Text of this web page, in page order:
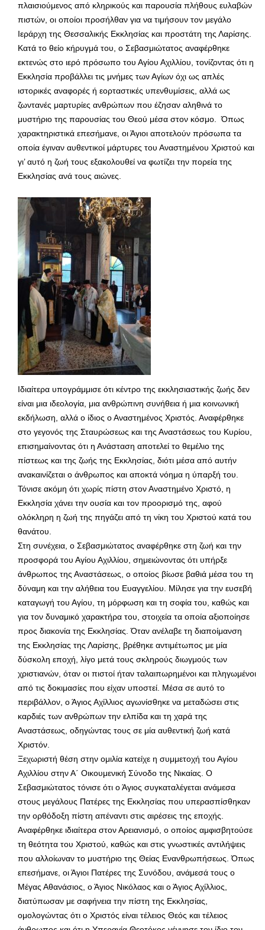
πλαισιούμενος από κληρικούς και παρουσία πλήθους ευλαβών
πιστών, οι οποίοι προσήλθαν για να τιμήσουν τον μεγάλο
Ιεράρχη της Θεσσαλικής Εκκλησίας και προστάτη της Λαρίσης.
Κατά το θείο κήρυγμά του, ο Σεβασμιώτατος αναφέρθηκε
εκτενώς στο ιερό πρόσωπο του Αγίου Αχιλλίου, τονίζοντας ότι η
Εκκλησία προβάλλει τις μνήμες των Αγίων όχι ως απλές
ιστορικές αναφορές ή εορταστικές υπενθυμίσεις, αλλά ως
ζωντανές μαρτυρίες ανθρώπων που έζησαν αληθινά το
μυστήριο της παρουσίας του Θεού μέσα στον κόσμο. Όπως
χαρακτηριστικά επεσήμανε, οι Άγιοι αποτελούν πρόσωπα τα
οποία έγιναν αυθεντικοί μάρτυρες του Αναστημένου Χριστού και
γι’ αυτό η ζωή τους εξακολουθεί να φωτίζει την πορεία της
Εκκλησίας ανά τους αιώνες.
Ιδιαίτερα υπογράμμισε ότι κέντρο της εκκλησιαστικής ζωής δεν
είναι μια ιδεολογία, μια ανθρώπινη συνήθεια ή μια κοινωνική
εκδήλωση, αλλά ο ίδιος ο Αναστημένος Χριστός. Αναφέρθηκε
στο γεγονός της Σταυρώσεως και της Αναστάσεως του Κυρίου,
επισημαίνοντας ότι η Ανάσταση αποτελεί το θεμέλιο της
πίστεως και της ζωής της Εκκλησίας, διότι μέσα από αυτήν
ανακαινίζεται ο άνθρωπος και αποκτά νόημα η ύπαρξή του.
Τόνισε ακόμη ότι χωρίς πίστη στον Αναστημένο Χριστό, η
Εκκλησία χάνει την ουσία και τον προορισμό της, αφού
ολόκληρη η ζωή της πηγάζει από τη νίκη του Χριστού κατά του
θανάτου.
Στη συνέχεια, ο Σεβασμιώτατος αναφέρθηκε στη ζωή και την
προσφορά του Αγίου Αχιλλίου, σημειώνοντας ότι υπήρξε
άνθρωπος της Αναστάσεως, ο οποίος βίωσε βαθιά μέσα του τη
δύναμη και την αλήθεια του Ευαγγελίου. Μίλησε για την ευσεβή
καταγωγή του Αγίου, τη μόρφωση και τη σοφία του, καθώς και
για τον δυναμικό χαρακτήρα του, στοιχεία τα οποία αξιοποίησε
προς διακονία της Εκκλησίας. Όταν ανέλαβε τη διαποίμανση
της Εκκλησίας της Λαρίσης, βρέθηκε αντιμέτωπος με μία
δύσκολη εποχή, λίγο μετά τους σκληρούς διωγμούς των
χριστιανών, όταν οι πιστοί ήταν ταλαιπωρημένοι και πληγωμένοι
από τις δοκιμασίες που είχαν υποστεί. Μέσα σε αυτό το
περιβάλλον, ο Άγιος Αχίλλιος αγωνίσθηκε να μεταδώσει στις
καρδιές των ανθρώπων την ελπίδα και τη χαρά της
Αναστάσεως, οδηγώντας τους σε μία αυθεντική ζωή κατά
Χριστόν.
Ξεχωριστή θέση στην ομιλία κατείχε η συμμετοχή του Αγίου
Αχιλλίου στην Α΄ Οικουμενική Σύνοδο της Νικαίας. Ο
Σεβασμιώτατος τόνισε ότι ο Άγιος συγκαταλέγεται ανάμεσα
στους μεγάλους Πατέρες της Εκκλησίας που υπερασπίσθηκαν
την ορθόδοξη πίστη απέναντι στις αιρέσεις της εποχής.
Αναφέρθηκε ιδιαίτερα στον Αρειανισμό, ο οποίος αμφισβητούσε
τη θεότητα του Χριστού, καθώς και στις γνωστικές αντιλήψεις
που αλλοίωναν το μυστήριο της Θείας Ενανθρωπήσεως. Όπως
επεσήμανε, οι Άγιοι Πατέρες της Συνόδου, ανάμεσά τους ο
Μέγας Αθανάσιος, ο Άγιος Νικόλαος και ο Άγιος Αχίλλιος,
διατύπωσαν με σαφήνεια την πίστη της Εκκλησίας,
ομολογώντας ότι ο Χριστός είναι τέλειος Θεός και τέλειος